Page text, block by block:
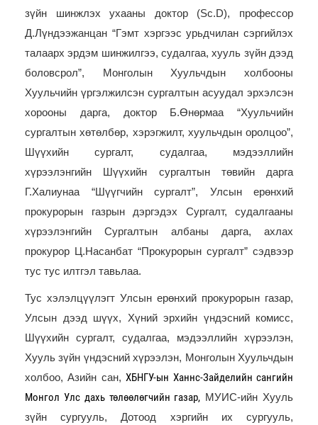
зүйн шинжлэх ухааны доктор (Sc.D), профессор
Д.Лүндээжанцан “Гэмт хэргээс урьдчилан сэргийлэх
талаарх эрдэм шинжилгээ, судалгаа, хууль зүйн дээд
боловсрол”, Монголын Хуульчдын холбооны
Хуульчийн үргэлжилсэн сургалтын асуудал эрхэлсэн
хорооны дарга, доктор Б.Өнөрмаа “Хуульчийн
сургалтын хөтөлбөр, хэрэгжилт, хуульчдын оролцоо”,
Шүүхийн сургалт, судалгаа, мэдээллийн
хүрээлэнгийн Шүүхийн сургалтын төвийн дарга
Г.Халиунаа “Шүүгчийн сургалт”, Улсын ерөнхий
прокурорын газрын дэргэдэх Сургалт, судалгааны
хүрээлэнгийн Сургалтын албаны дарга, ахлах
прокурор Ц.Насанбат “Прокурорын сургалт” сэдвээр
тус тус илтгэл тавьлаа.
Тус хэлэлцүүлэгт Улсын ерөнхий прокурорын газар,
Улсын дээд шүүх, Хүний эрхийн үндэсний комисс,
Шүүхийн сургалт, судалгаа, мэдээллийн хүрээлэн,
Хууль зүйн үндэсний хүрээлэн, Монголын Хуульчдын
холбоо, Азийн сан,ХБНГУ-ын Ханнс-Зайделийн сангийн
Монгол Улс дахь төлөөлөгчийн газар, МУИС-ийн Хууль
зүйн сургууль, Дотоод хэргийн их сургууль,